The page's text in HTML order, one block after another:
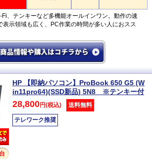
、テンキーなど多機能オールインワン。動作の速
表示領域も広く、PC作業の時間が多い人におスス
HP 【即納パソコン】ProBook 650 G5 (W
in11pro64)(SSD新品) 5N8 ※テンキー付
28,800円(税込) 送料無料
テレワーク推奨